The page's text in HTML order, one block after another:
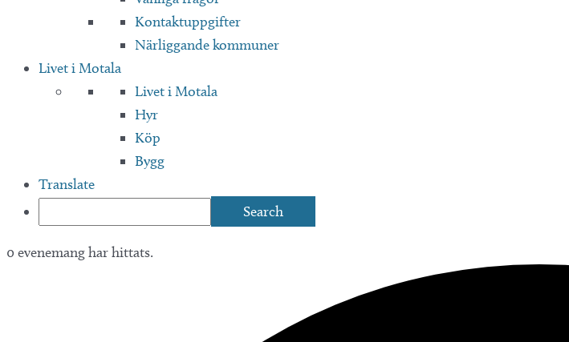
Kontaktuppgifter
Närliggande kommuner
Livet i Motala
Livet i Motala
Hyr
Köp
Bygg
Translate
0 evenemang har hittats.